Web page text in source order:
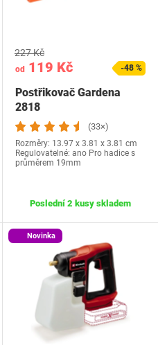
od 119 Kč
227 Kč
-48 %
Postřikovač Gardena
2818
(33×)
Rozměry: ‎13.97 x 3.81 x 3.81 cm
Regulovatelné: ano Pro hadice s
průměrem 19mm
Poslední 2 kusy skladem
Novinka